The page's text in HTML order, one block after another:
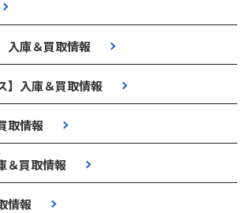
入庫＆買取情報
】入庫＆買取情報
取情報
＆買取情報
情報